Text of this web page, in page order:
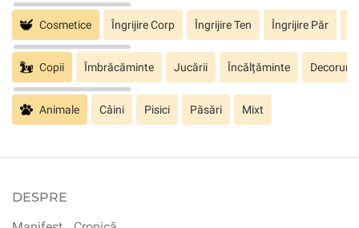
Cosmetice Îngrijire Corp Îngrijire Ten Îngrijire Păr
Copii Îmbrăcăminte Jucării Încălțăminte Decoruri
Animale Câini Pisici Păsări Mixt
DESPRE